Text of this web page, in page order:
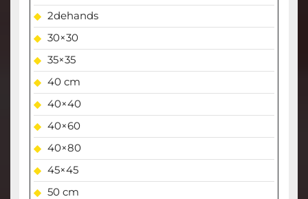
2dehands
30×30
35×35
40 cm
40×40
40×60
40×80
45×45
50 cm